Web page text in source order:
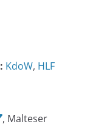
: KdoW, HLF
, Malteser